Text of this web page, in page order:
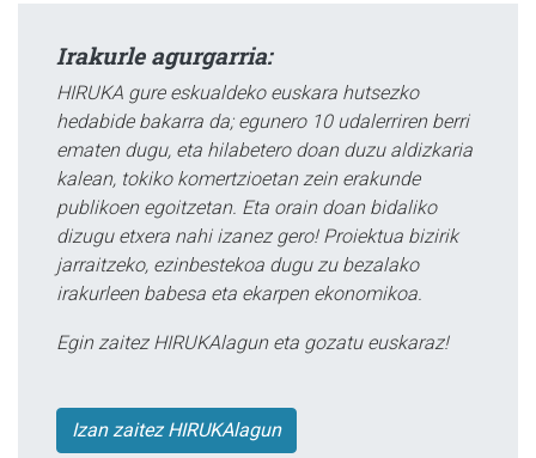
Irakurle agurgarria:
HIRUKA gure eskualdeko euskara hutsezko
hedabide bakarra da; egunero 10 udalerriren berri
ematen dugu, eta hilabetero doan duzu aldizkaria
kalean, tokiko komertzioetan zein erakunde
publikoen egoitzetan. Eta orain doan bidaliko
dizugu etxera nahi izanez gero! Proiektua bizirik
jarraitzeko, ezinbestekoa dugu zu bezalako
irakurleen babesa eta ekarpen ekonomikoa.
Egin zaitez HIRUKAlagun eta gozatu euskaraz!
Izan zaitez HIRUKAlagun